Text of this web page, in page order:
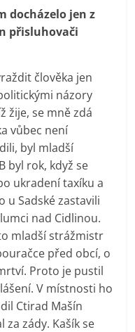
docházelo jen z
přisluhovači
člověka jen
názory
žije, se mně zdá
vůbec není
byl mladší
byl rok, když se
ukradení taxíku a
u Sadské zastavili
nad Cidlinou.
mladší strážmistr
před obcí, o
Proto je pustil
V místnosti ho
Ctirad Mašín
zády. Kašík se